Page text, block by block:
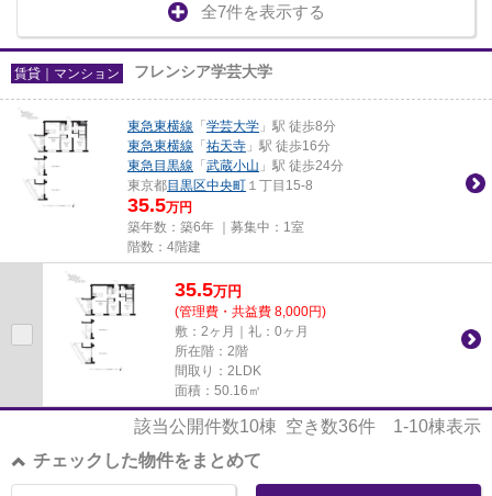
全7件を表示する
賃貸｜マンション フレンシア学芸大学
東急東横線 「 学芸大学 」駅 徒歩8分
東急東横線 「 祐天寺 」駅 徒歩16分
東急目黒線 「 武蔵小山 」駅 徒歩24分
東京都目黒区中央町 １丁目15-8
35.5万円
築年数：築6年 ｜募集中： 1室
階数：4階建
35.5万円
(管理費・共益費 8,000円)
敷：2ヶ月｜礼：0ヶ月
所在階：2階
間取り：2LDK
面積：50.16㎡
該当公開件数10棟 空き数36件 1-10棟表示
チェックした物件をまとめて